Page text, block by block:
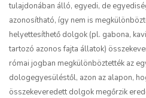
tulajdonában álló, egyedi, de
azonosítható, így nem is
helyettesíthető dolgok (pl. gabona,
tartozó azonos fajta állatok)
római jogban megkülönböztették az
dologegyesüléstől, azon az alapon,
összekeveredett dolgok megőrzik